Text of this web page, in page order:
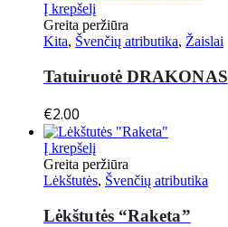
Į krepšelį
Greita peržiūra
Kita, Švenčių atributika, Žaislai
Tatuiruotė DRAKONAS
€2.00
Į krepšelį
Greita peržiūra
Lėkštutės, Švenčių atributika
Lėkštutės “Raketa”